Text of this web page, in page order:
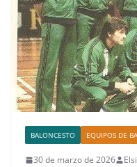
BALONCESTO EQUIPOS DE
30 de marzo de 2026